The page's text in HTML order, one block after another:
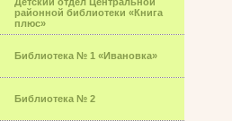
районной библиотеки «Книга
плюс»
Библиотека № 1 «Ивановка»
Библиотека № 2